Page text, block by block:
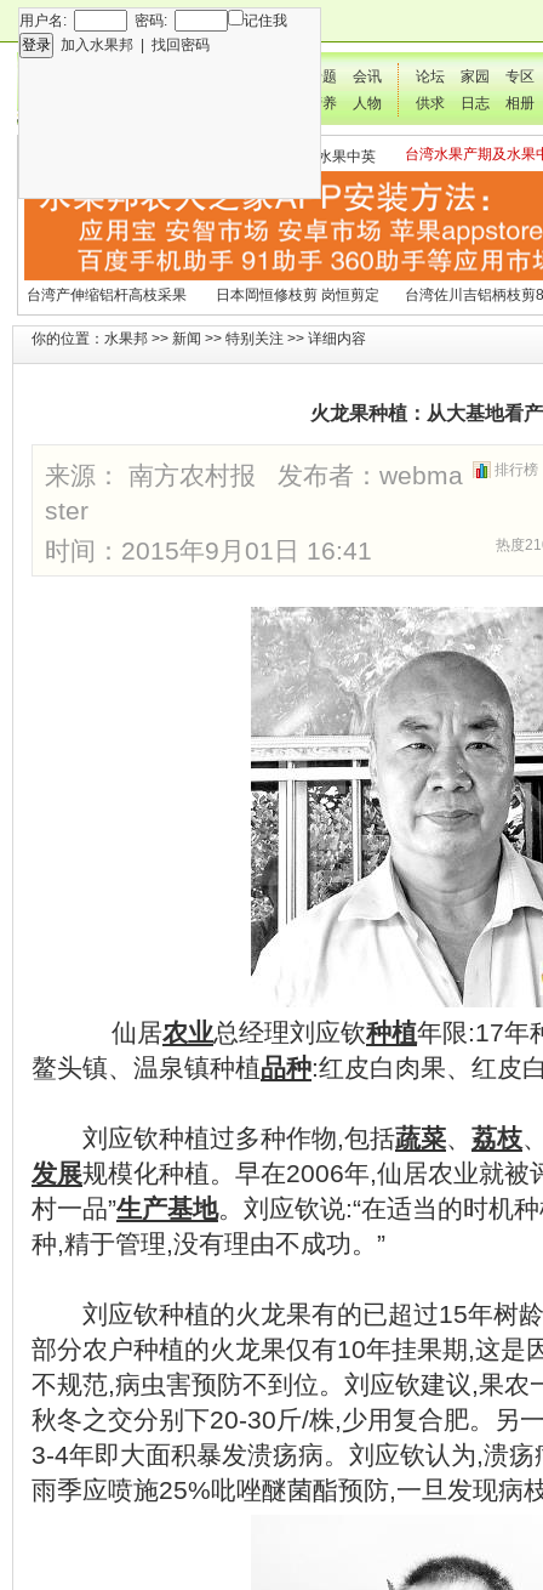
用户名: 密码:
记住我
加入水果邦
找回密码
专题
会讯
营养 人物
论坛 家园
专区
供求
日志 相册
国外水果产期及水果中英
台湾水果产期及水果
文表
台湾产伸缩铝杆高枝采果
剪2270#
日本岡恒修枝剪 岗恒剪定
铗200
台湾佐川吉铝柄枝剪
（欧洲款式）
你的位置： 水果邦 >> 新闻 >> 特别关注 >> 详细内容
火龙果种植：从大基地看
排行榜
来源： 南方农村报 发布者： webma
ster
热度
时间：2015年9月01日 16:41
仙居农业总经理刘应钦种植年限:17年
鳌头镇、温泉镇种植品种:红皮白肉果、红皮
刘应钦种植过多种作物,包括蔬菜、 荔枝
发展规模化种植。早在2006年,仙居农业就被
村一品”生产基地。刘应钦说:“在适当的时机
种,精于管理,没有理由不成功。”
刘应钦种植的火龙果有的已超过15年树龄
部分农户种植的火龙果仅有10年挂果期,这是
不规范,病虫害预防不到位。刘应钦建议,果农
秋冬之交分别下20-30斤/株,少用复合肥。另
3-4年即大面积暴发溃疡病。刘应钦认为,溃
雨季应喷施25%吡唑醚菌酯预防,一旦发现病